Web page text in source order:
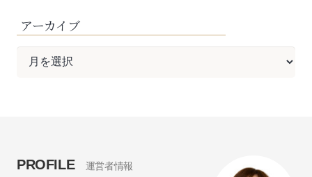
アーカイブ
PROFILE 運営者情報